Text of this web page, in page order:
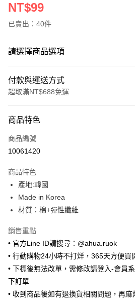
NT$99
已賣出：40件
請選擇商品選項
付款與運送方式
超取滿NT$688免運
信用卡一次付款
超商取貨付款
Apple Pay
街口支付
ATM付款
全家取貨付款
每筆NT$65，滿NT$688(含以上)免運費
商品特色
商品編號
10061420
商品特色
產地:韓國
Made in Korea
材質：棉+彈性纖維
銷售重點
• 官方Line ID請搜尋：@ahua.ruok
• 行動購物24小時不打烊，365天方便買
• 下標後無法改單，需修改請登入-會員
下訂單
• 收到商品後如有退換貨相關問題，再